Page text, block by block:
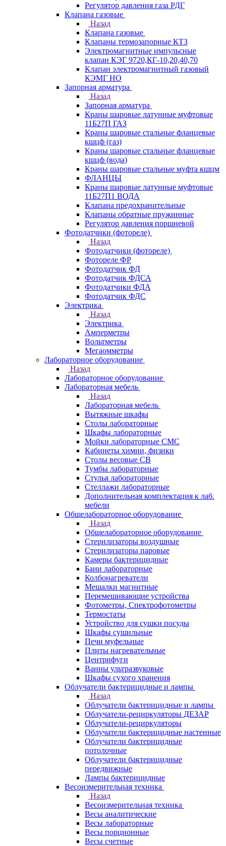
Регулятор давления газа РДГ
Клапана газовые
Назад
Клапана газовые
Клапаны термозапорные КТЗ
Электромагнитные импульсные
клапан КЭГ 9720,КГ-10,20,40,70
Клапан электромагнитный газовый
КЭМГ НО
Запорная арматура
Назад
Запорная арматура
Краны шаровые латунные муфтовые
11Б27П ГАЗ
Краны шаровые стальные фланцевые
кшцф (газ)
Краны шаровые стальные фланцевые
кшцф (вода)
Краны шаровые стальные муфта кшцм
ФЛАНЦЫ
Краны шаровые латунные муфтовые
11Б27П1 ВОДА
Клапана предохранительные
Клапаны обратные пружинные
Регулятор давления поршневой
Фотодатчики (фотореле)
Назад
Фотодатчики (фотореле)
Фотореле ФР
Фотодатчик ФД
Фотодатчик ФДСА
Фотодатчики ФДА
Фотодатчик ФДС
Электрика
Назад
Электрика
Амперметры
Вольтметры
Мегаомметры
Лабораторное оборудование
Назад
Лабораторное оборудование
Лабораторная мебель
Назад
Лабораторная мебель
Вытяжные шкафы
Столы лабораторные
Шкафы лабораторные
Мойки лабораторные СМС
Кабинеты химии, физики
Столы весовые СВ
Тумбы лабораторные
Стулья лабораторные
Стеллажи лабораторные
Дополнительная комплектация к лаб.
мебели
Общелабораторное оборудование
Назад
Общелабораторное оборудование
Стерилизаторы воздушные
Стерилизаторы паровые
Камеры бактерицидные
Бани лабораторные
Колбонагреватели
Мешалки магнитные
Перемешивающие устройства
Фотометры, Спектрофотометры
Термостаты
Устройство для сушки посуды
Шкафы сушильные
Печи муфельные
Плиты нагревательные
Центрифуги
Ванны ультразвуковые
Шкафы сухого хранения
Облучатели бактерицидные и лампы
Назад
Облучатели бактерицидные и лампы
Облучатели-рециркуляторы ДЕЗАР
Облучатели-рециркуляторы
Облучатели бактерицидные настенные
Облучатели бактерицидные
потолочные
Облучатели бактерицидные
передвижные
Лампы бактерицидные
Весоизмерительная техника
Назад
Весоизмерительная техника
Весы аналитические
Весы лабораторные
Весы порционные
Весы счетные